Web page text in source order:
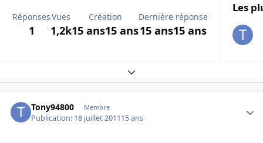
Réponses
1
Vues
1,2k
Création
15 ans15 ans
Dernière réponse
15 ans15 ans
Les
Expand topic overview
Tony94800 Membre
Publication: 18 juillet 201115 ans